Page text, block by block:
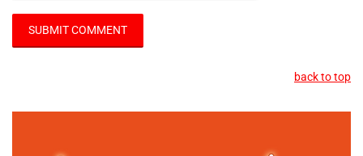
back to top